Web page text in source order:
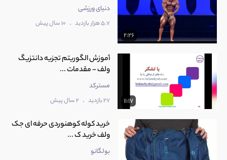
2:26
دنیای ورزشی
5.7 هزار بازدید . 10 سال پیش
11:17
آموزش الگوریتم تجزیه دانتزیگ
ولف - مقدمات ...
مسترکد
27 بازدید . 2 سال پیش
خرید کوله کوهنوردی حرفه ای جک
ولف خرید ک ...
بولگانو